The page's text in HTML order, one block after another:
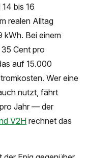
bis 16
realen Alltag
kWh. Bei einem
Cent pro
auf 15.000
Wer eine
nutzt, fährt
Jahr — der
V2Hrechnet das